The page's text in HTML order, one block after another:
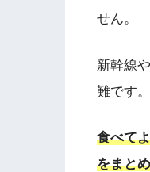
せん。
新幹線
難です。
食べて
をまと